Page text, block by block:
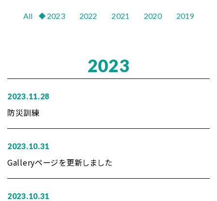
All 2023 2022 2021 2020 2019
2023
2023.11.28
防災訓練
2023.10.31
Galleryページを更新しました
2023.10.31